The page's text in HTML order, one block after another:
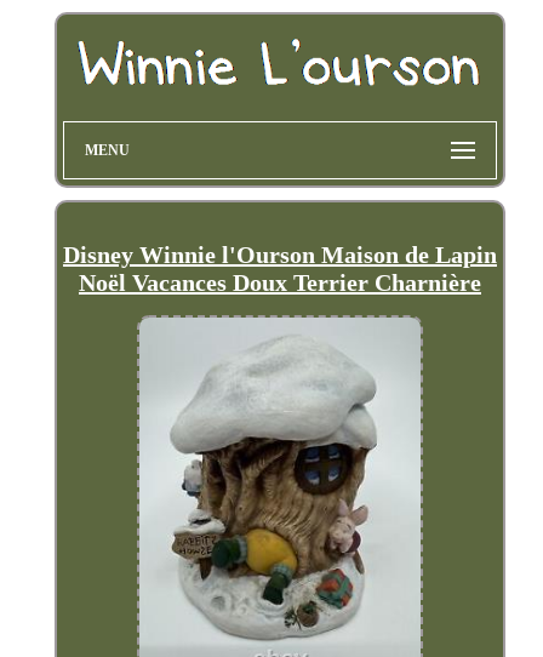
MENU
Disney Winnie l'Ourson Maison de Lapin
Noël Vacances Doux Terrier Charnière